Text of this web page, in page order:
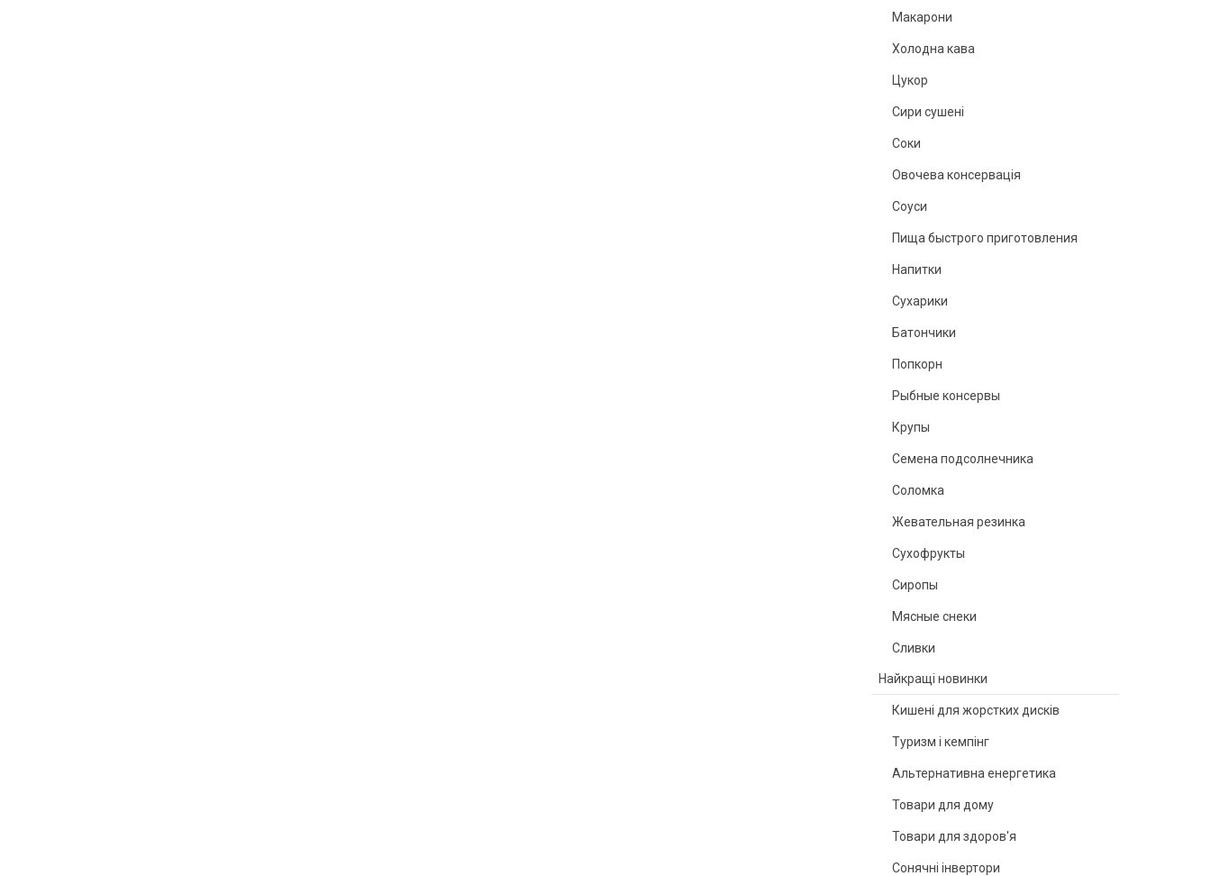
Макарони
Холодна кава
Цукор
Сири сушені
Соки
Овочева консервація
Соуси
Пища быстрого приготовления
Напитки
Сухарики
Батончики
Попкорн
Рыбные консервы
Крупы
Семена подсолнечника
Соломка
Жевательная резинка
Сухофрукты
Сиропы
Мясные снеки
Сливки
Найкращі новинки
Кишені для жорстких дисків
Туризм і кемпінг
Альтернативна енергетика
Товари для дому
Товари для здоров'я
Сонячні інвертори